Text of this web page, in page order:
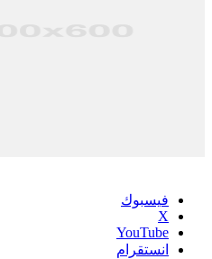
فيسبوك
‫X
‫YouTube
انستقرام